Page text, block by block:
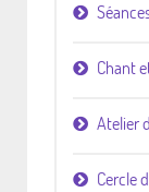
Chant
Atelier
Cercle